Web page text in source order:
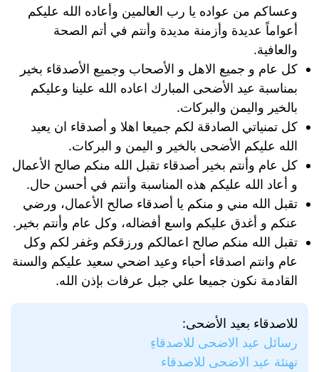
وعساكم من عواده يا رب العالمين وأعاده الله عليكم
أعواماً عديدة وأزمنة مديدة وأنتم في أتم الصحة
والعافية.
كل عام و جميع الاهل و الأصحاب وجميع الأصدقاء بخير
بمناسبة عيد الأضحى المبارك اعاده الله علينا وعليكم
بالخير واليمن والبركات.
كل تمنياتي الصادقة لكم جميعا اهلا و أصدقاء ان يعيد
الله عليكم الأضحى بالخير و اليمن و البركات.
كل عام وأنتم بخير أصدقاء تقبل الله منكم صالح الأعمال
و أعاد الله عليكم هذه المناسبة وأنتم في أحسن حال.
تقبل الله مني و منكم يا أصدقاء صالح الأعمال، ورضي
عنكم و أغدق عليكم واسع أفضاله، وكل عام وأنتم بخير.
تقبل الله منكم صالح اعمالكم ورزقكم وغفر لكم وكل
عام وانتم اصدقاء أحباء وعيد اضحي سعيد عليكم والسنة
القادمة نكون جميعا علي جبل عرفات بإذن الله.
للاصدقاء بعيد الأضحى:
رسائل عيد الاضحى للاصدقاء
تهنئة عيد الاضحى للاصدقاء